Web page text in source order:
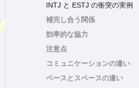
INTJ と ESTJ の衝突の実例
補完し合う関係
効率的な協力
注意点
コミュニケーションの違い
ペースとスペースの違い